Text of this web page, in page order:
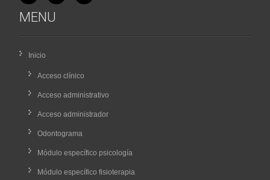
MENU
Inicio
Acceso clínico
Acceso administrativo
Acceso administrador
Odontograma
Módulo específico psicología
Módulo específico fisioterapia